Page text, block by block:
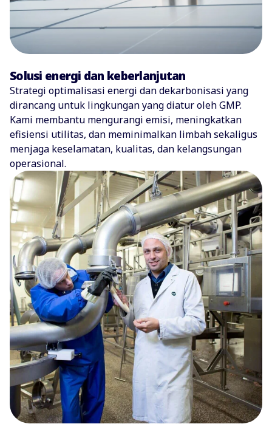
Solusi energi dan keberlanjutan
Strategi optimalisasi energi dan dekarbonisasi yang
dirancang untuk lingkungan yang diatur oleh GMP.
Kami membantu mengurangi emisi, meningkatkan
efisiensi utilitas, dan meminimalkan limbah sekaligus
menjaga keselamatan, kualitas, dan kelangsungan
operasional.